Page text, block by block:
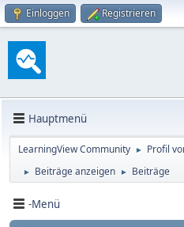
Einloggen Registrieren
Hauptmenü
LearningView Community ► Profil
► Beiträge anzeigen ► Beiträge
-Menü